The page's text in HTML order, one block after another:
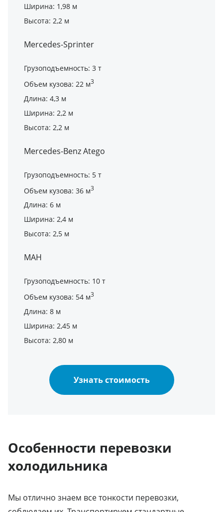
Ширина: 1,98 м
Высота: 2,2 м
Mercedes-Sprinter
Грузоподъемность: 3 т
Объем кузова: 22 м3
Длина: 4,3 м
Ширина: 2,2 м
Высота: 2,2 м
Mercedes-Benz Atego
Грузоподъемность: 5 т
Объем кузова: 36 м3
Длина: 6 м
Ширина: 2,4 м
Высота: 2,5 м
МАН
Грузоподъемность: 10 т
Объем кузова: 54 м3
Длина: 8 м
Ширина: 2,45 м
Высота: 2,80 м
Узнать стоимость
Особенности перевозки
холодильника
Мы отлично знаем все тонкости перевозки,